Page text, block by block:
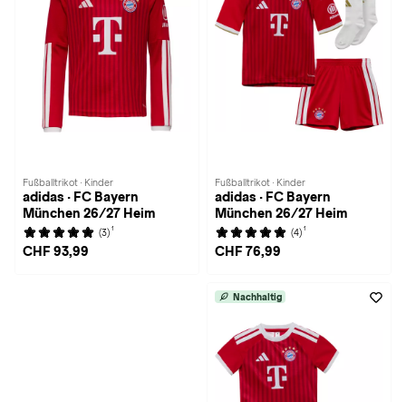
Fußballtrikot · Kinder
adidas · FC Bayern
München 26/27 Heim
(3) 1
CHF 93,99
Fußballtrikot · Kinder
adidas · FC Bayern
München 26/27 Heim
(4) 1
CHF 76,99
Nachhaltig